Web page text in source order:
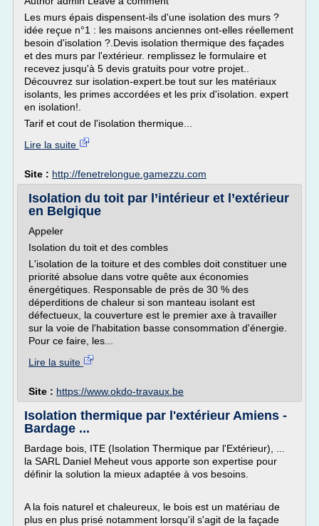
Les murs épais dispensent-ils d'une isolation des murs ?
idée reçue n°1 : les maisons anciennes ont-elles réellement
besoin d'isolation ?.Devis isolation thermique des façades
et des murs par l'extérieur. remplissez le formulaire et
recevez jusqu'à 5 devis gratuits pour votre projet..
Découvrez sur isolation-expert.be tout sur les matériaux
isolants, les primes accordées et les prix d'isolation. expert
en isolation!.
Tarif et cout de l'isolation thermique...
Lire la suite
Site : http://fenetrelongue.gamezzu.com
Isolation du toit par l’intérieur et l’extérieur
en Belgique
Appeler
Isolation du toit et des combles
L'isolation de la toiture et des combles doit constituer une
priorité absolue dans votre quête aux économies
énergétiques. Responsable de près de 30 % des
déperditions de chaleur si son manteau isolant est
défectueux, la couverture est le premier axe à travailler
sur la voie de l'habitation basse consommation d'énergie.
Pour ce faire, les...
Lire la suite
Site : https://www.okdo-travaux.be
Isolation thermique par l'extérieur Amiens -
Bardage ...
Bardage bois, ITE (Isolation Thermique par l'Extérieur), ...
la SARL Daniel Meheut vous apporte son expertise pour
définir la solution la mieux adaptée à vos besoins.
A la fois naturel et chaleureux, le bois est un matériau de
plus en plus prisé notamment lorsqu'il s'agit de la façade